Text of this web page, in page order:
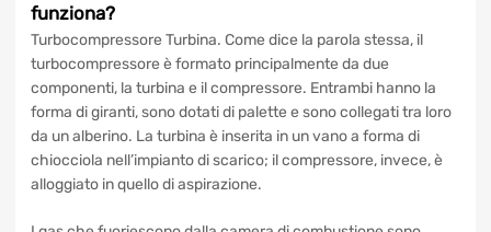
funziona?
Turbocompressore Turbina. Come dice la parola stessa, il
turbocompressore è formato principalmente da due
componenti, la turbina e il compressore. Entrambi hanno la
forma di giranti, sono dotati di palette e sono collegati tra loro
da un alberino. La turbina è inserita in un vano a forma di
chiocciola nell’impianto di scarico; il compressore, invece, è
alloggiato in quello di aspirazione.